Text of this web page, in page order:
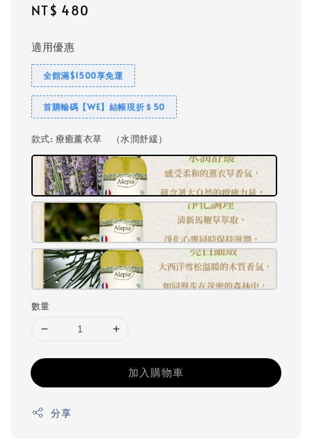
Regular
NT$ 480
適用優惠
全館滿$1500享免運
首購輸碼【WE】結帳現折＄50
款式: 療癒薰衣草 （水潤舒緩）
數量
加入購物車
分享